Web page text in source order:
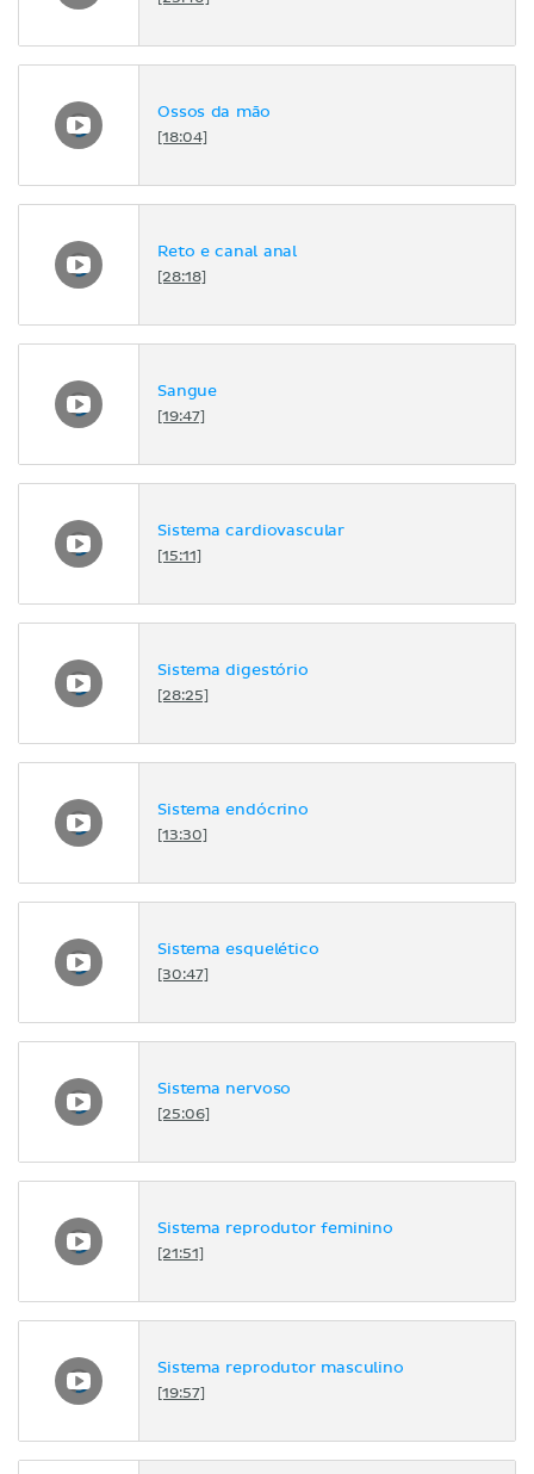
Ossos da mão
[18:04]
Reto e canal anal
[28:18]
Sangue
[19:47]
Sistema cardiovascular
[15:11]
Sistema digestório
[28:25]
Sistema endócrino
[13:30]
Sistema esquelético
[30:47]
Sistema nervoso
[25:06]
Sistema reprodutor feminino
[21:51]
Sistema reprodutor masculino
[19:57]